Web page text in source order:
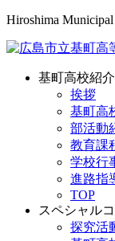
Hiroshima
基町高校紹
挨拶
基町高
部活動
教育課
学校行
進路指
TOP
スペシャル
探究活